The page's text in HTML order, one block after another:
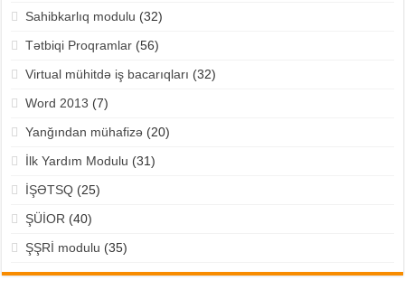
Sahibkarlıq modulu (32)
Tətbiqi Proqramlar(56)
Virtual mühitdə iş bacarıqları (32)
Word 2013 (7)
Yanğından mühafizə(20)
İlk Yardım Modulu (31)
İŞƏTSQ(25)
ŞÜİOR (40)
ŞŞRİ modulu (35)